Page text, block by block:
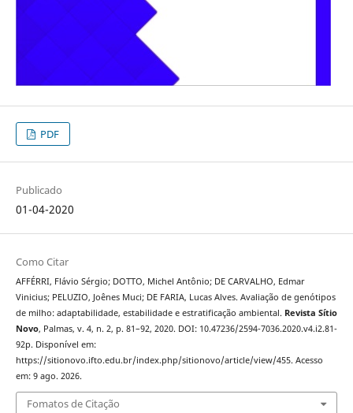
PDF
Publicado
01-04-2020
Como Citar
AFFÉRRI, Flávio Sérgio; DOTTO, Michel Antônio; DE CARVALHO, Edmar
Vinicius; PELUZIO, Joênes Muci; DE FARIA, Lucas Alves. Avaliação de genótipos
de milho: adaptabilidade, estabilidade e estratificação ambiental. Revista Sítio
Novo, Palmas, v. 4, n. 2, p. 81–92, 2020. DOI: 10.47236/2594-7036.2020.v4.i2.81-
92p. Disponível em:
https://sitionovo.ifto.edu.br/index.php/sitionovo/article/view/455. Acesso
em: 9 ago. 2026.
Fomatos de Citação